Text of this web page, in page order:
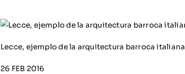
Lecce, ejemplo de la arquitectura barroca italiana
26 FEB 2016